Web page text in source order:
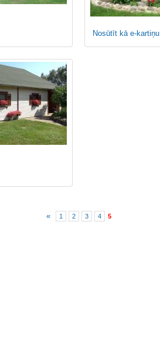
Nosūtīt kā e-kartiņu
« 1 2 3 4 5